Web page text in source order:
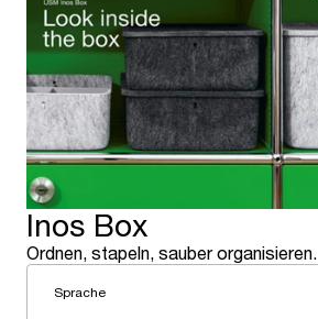
Inos Box
Ordnen, stapeln, sauber organisieren.
Sprache